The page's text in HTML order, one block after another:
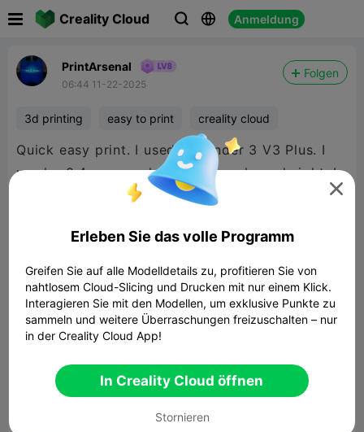
Creality Cloud   Anmeldung
PrintArsenal
06:44 11-22-2025
Folgen
3d printing easy to print creality cloud
Quick easy print. I used my Ender 3 V3 Plus. I
used a 0.4mm nozzle and 0.2mm layer height. I
used the profile for the generic PLA silk

Erleben Sie das volle Programm
Greifen Sie auf alle Modelldetails zu, profitieren Sie von
nahtlosem Cloud-Slicing und Drucken mit nur einem Klick.
Interagieren Sie mit den Modellen, um exklusive Punkte zu
sammeln und weitere Überraschungen freizuschalten – nur
in der Creality Cloud App!
In Creality Cloud öffnen
Stornieren